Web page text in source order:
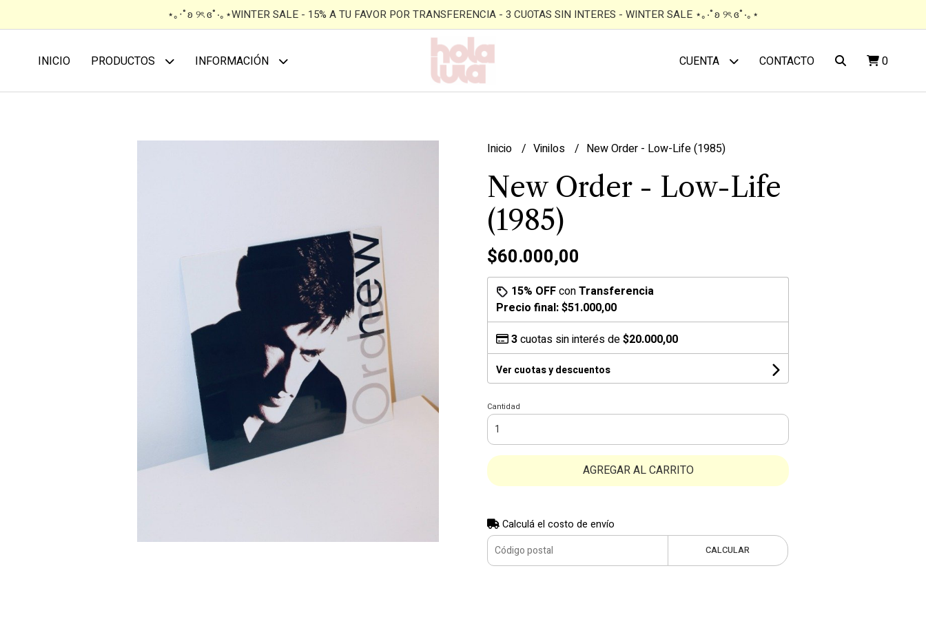
⋆｡‧˚ʚ ୨ৎ ɞ˚‧｡⋆WINTER SALE - 15% A TU FAVOR POR TRANSFERENCIA - 3 CUOTAS SIN INTERES - WINTER SALE ⋆｡‧˚ʚ ୨ৎ ɞ˚‧｡⋆
INICIO PRODUCTOS INFORMACIÓN CUENTA CONTACTO 0
Inicio Vinilos New Order - Low-Life (1985)
New Order - Low-Life
(1985)
$60.000,00
15% OFFconTransferencia
Precio final:$51.000,00
3cuotas sin interés de$20.000,00
Ver cuotas y descuentos
Cantidad
AGREGAR AL CARRITO
Calculá el costo de envío
CALCULAR